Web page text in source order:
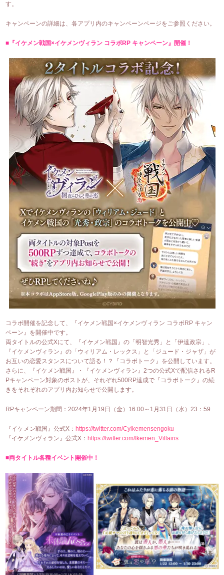
す。
キャンペーンの詳細は、各アプリ内のキャンペーンページをご参照ください。
■『イケメン戦国×イケメンヴィラン コラボRP キャンペーン』開催！
コラボ開催を記念して、『イケメン戦国×イケメンヴィラン コラボRP キャン
ペーン』を開催中です。
両タイトルの公式Xにて、『イケメン戦国』の「明智光秀」と「伊達政宗」、
『イケメンヴィラン』の「ウィリアム・レックス」と「ジュード・ジャザ」が
お互いの恋愛スタンスについて語る！？『コラボトーク』を公開しています。
さらに、『イケメン戦国』・『イケメンヴィラン』2つの公式Xで配信されるR
Pキャンペーン対象のポストが、それぞれ500RP達成で『コラボトーク』の続
きをそれぞれのアプリ内お知らせで公開します。
RPキャンペーン期間：2024年1月19日（金）16:00～1月31日（水）23：59
『イケメン戦国』公式X： https://twitter.com/Cyikemensengoku
『イケメンヴィラン』公式X： https://twitter.com/Ikemen_Villains
■両タイトル各種イベント開催中！